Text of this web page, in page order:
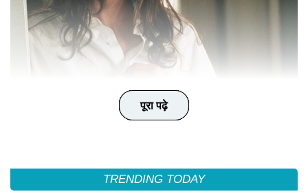
पूरा पढ़े
पूरा पढ़े
पूरा पढ़े
पूरा पढ़े
पूरा पढ़े
TRENDING TODAY